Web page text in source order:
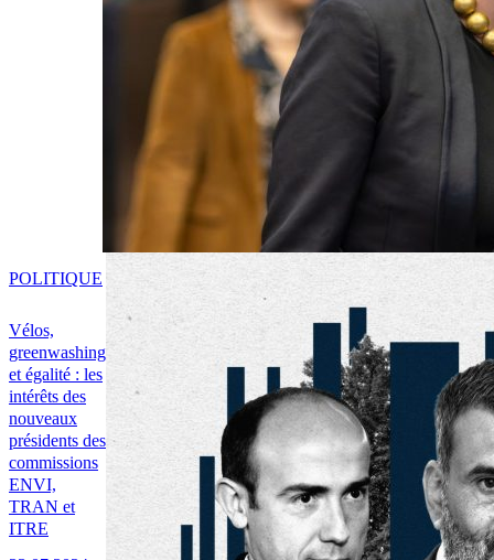
Vélos,
greenwashing
et égalité : les
intérêts des
nouveaux
présidents des
commissions
ENVI,
TRAN et
ITRE
POLITIQUE